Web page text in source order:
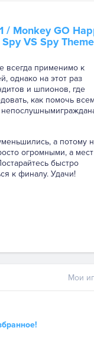
/ Monkey GO
VS Spy Theme
всегда применимо к
однако на этот раз
и шпионов, где
как помочь
а потому
огромными, а
быстро
к финалу. Удачи!
Мои